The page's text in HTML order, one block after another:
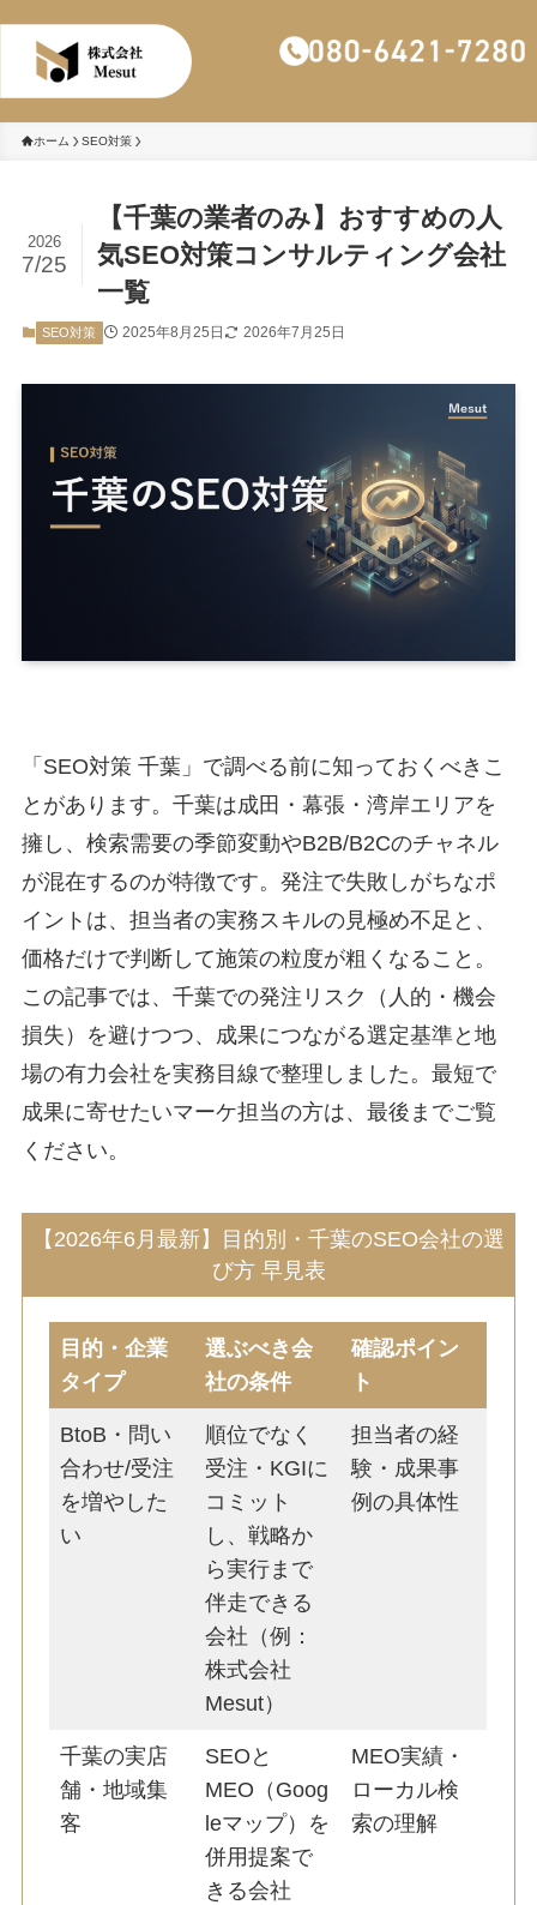
ホーム SEO対策
【千葉の業者のみ】おすすめの人
気SEO対策コンサルティング会社
一覧
2026
7/25
SEO対策 2025年8月25日 2026年7月25日
「SEO対策 千葉」で調べる前に知っておくべきこ
とがあります。千葉は成田・幕張・湾岸エリアを
擁し、検索需要の季節変動やB2B/B2Cのチャネル
が混在するのが特徴です。発注で失敗しがちなポ
イントは、担当者の実務スキルの見極め不足と、
価格だけで判断して施策の粒度が粗くなること。
この記事では、千葉での発注リスク（人的・機会
損失）を避けつつ、成果につながる選定基準と地
場の有力会社を実務目線で整理しました。最短で
成果に寄せたいマーケ担当の方は、最後までご覧
ください。
【2026年6月最新】目的別・千葉のSEO会社の選
び方 早見表
目的・企業
タイプ
選ぶべき会
社の条件
確認ポイン
ト
BtoB・問い
合わせ/受注
を増やした
い
順位でなく
受注・KGIに
コミット
し、戦略か
ら実行まで
伴走できる
会社（例：
株式会社
Mesut）
担当者の経
験・成果事
例の具体性
千葉の実店
舗・地域集
客
SEOと
MEO（Goog
leマップ）を
併用提案で
きる会社
MEO実績・
ローカル検
索の理解